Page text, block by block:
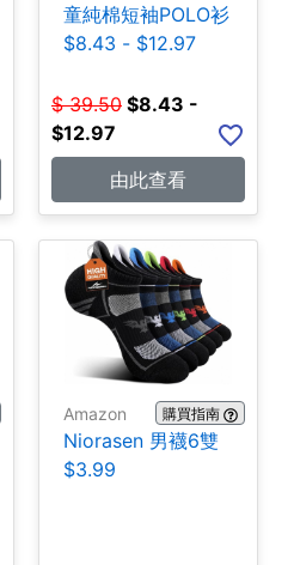
童純棉短袖POLO衫
$8.43 - $12.97
$ 39.50 $8.43 -
$12.97
由此查看
Amazon 購買指南
Niorasen 男襪6雙
$3.99